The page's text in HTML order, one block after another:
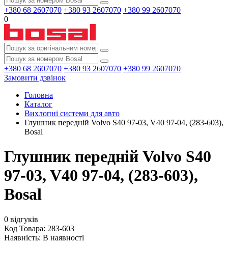
+380 68 2607070 +380 93 2607070 +380 99 2607070
0
+380 68 2607070 +380 93 2607070 +380 99 2607070
Замовити дзвінок
Головна
Каталог
Вихлопні системи для авто
Глушник передній Volvo S40 97-03, V40 97-04, (283-603),
Bosal
Глушник передній Volvo S40
97-03, V40 97-04, (283-603),
Bosal
0 відгуків
Код Товара: 283-603
Наявність: В наявності